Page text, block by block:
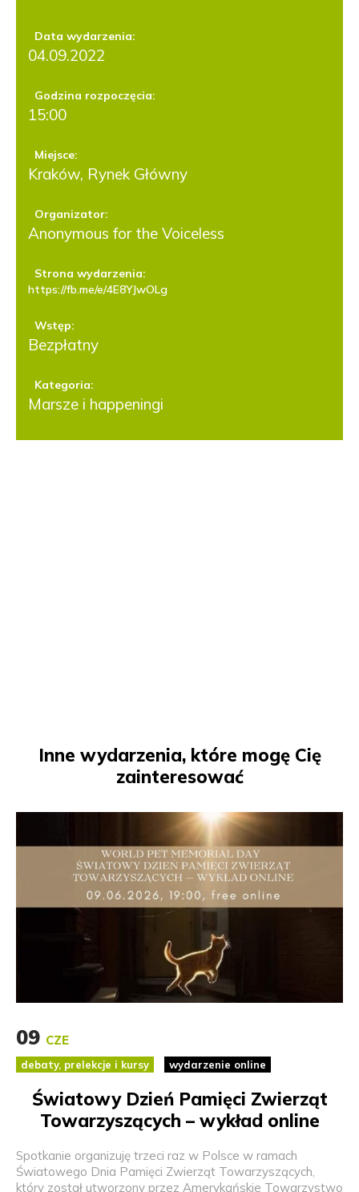
Data wydarzenia:
04.09.2022
Godzina rozpoczęcia:
15:00
Miejsce:
Kraków, Rynek Główny
Organizator:
Anonymous for the Voiceless
Strona wydarzenia:
https://fb.me/e/4E8YJwOLg
Wstęp:
Bezpłatny
Kategoria:
Marsze i happeningi
Inne wydarzenia, które mogę Cię
zainteresować
09 CZE
debaty, prelekcje i kursy wydarzenie online
Światowy Dzień Pamięci Zwierząt
Towarzyszących – wykład online
Spotkanie organizuję trzeci raz w Polsce w ramach
Światowego Dnia Pamięci Zwierząt Towarzyszących,
który został utworzony przez Amerykańskie Towarzystwo